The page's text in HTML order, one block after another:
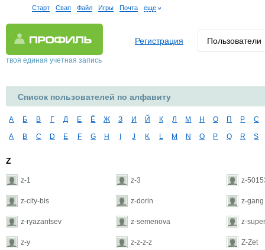
Старт Свап Файл Игры Почта еще
твоя единая учетная запись
Регистрация Пользователи
Список пользователей по алфавиту
А Б В Г Д Е Ё Ж З И Й К Л М Н О П Р С
A B C D E F G H J K L M N O P Q R S
Z
z-1 z-3 z-
z-city-bis z-dorin z-gang
z-ryazantsev z-semenova z-
z-y z-z-z-z Z-Zet